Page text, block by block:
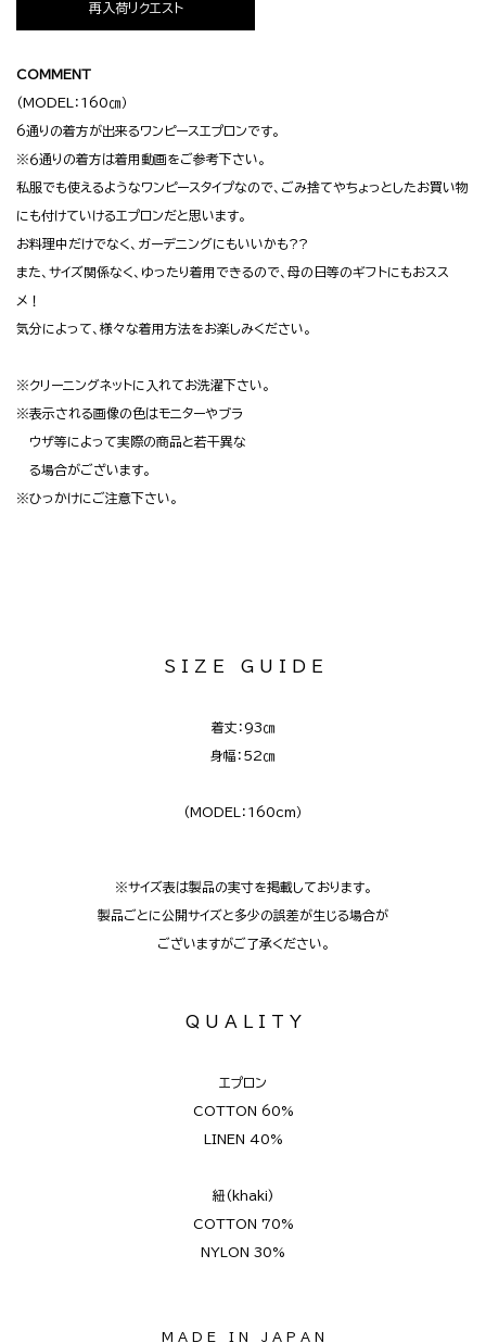
再入荷リクエスト
COMMENT
(MODEL：160㎝）
6通りの着方が出来るワンピースエプロンです。
※６通りの着方は着用動画をご参考下さい。
私服でも使えるようなワンピースタイプなので、ごみ捨てやちょっとしたお買い物
にも付けていけるエプロンだと思います。
お料理中だけでなく、ガーデニングにもいいかも??
また、サイズ関係なく、ゆったり着用できるので、母の日等のギフトにもおスス
メ！
気分によって、様々な着用方法をお楽しみください。
※クリーニングネットに入れてお洗濯下さい。
※表示される画像の色はモニターやブラ
ウザ等によって実際の商品と若干異な
る場合がございます。
※ひっかけにご注意下さい。
S I Z E G U I D E
着丈：93㎝
身幅：52㎝
(MODEL：160cm）
※サイズ表は製品の実寸を掲載しております。
製品ごとに公開サイズと多少の誤差が生じる場合が
ございますがご了承ください。
Q U A L I T Y
エプロン
COTTON 60%
LINEN 40%
紐(khaki)
COTTON 70%
NYLON 30%
M A D E I N J A P A N